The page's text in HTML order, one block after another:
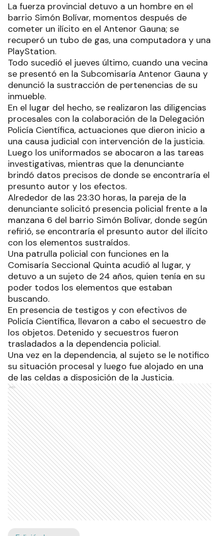
La fuerza provincial detuvo a un hombre en el
barrio Simón Bolívar, momentos después de
cometer un ilícito en el Antenor Gauna; se
recuperó un tubo de gas, una computadora y una
PlayStation.
Todo sucedió el jueves último, cuando una vecina
se presentó en la Subcomisaría Antenor Gauna y
denunció la sustracción de pertenencias de su
inmueble.
En el lugar del hecho, se realizaron las diligencias
procesales con la colaboración de la Delegación
Policía Científica, actuaciones que dieron inicio a
una causa judicial con intervención de la justicia.
Luego los uniformados se abocaron a las tareas
investigativas, mientras que la denunciante
brindó datos precisos de donde se encontraría el
presunto autor y los efectos.
Alrededor de las 23:30 horas, la pareja de la
denunciante solicitó presencia policial frente a la
manzana 6 del barrio Simón Bolívar, donde según
refirió, se encontraría el presunto autor del ilícito
con los elementos sustraídos.
Una patrulla policial con funciones en la
Comisaría Seccional Quinta acudió al lugar, y
detuvo a un sujeto de 24 años, quien tenía en su
poder todos los elementos que estaban
buscando.
En presencia de testigos y con efectivos de
Policía Científica, llevaron a cabo el secuestro de
los objetos. Detenido y secuestros fueron
trasladados a la dependencia policial.
Una vez en la dependencia, al sujeto se le notifico
su situación procesal y luego fue alojado en una
de las celdas a disposición de la Justicia.
Ads